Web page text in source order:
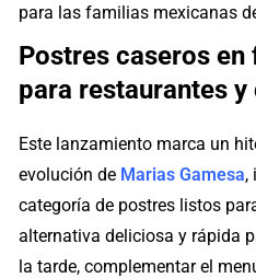
para las familias mexicanas
Postres caseros
para restaurantes
Este lanzamiento marca un
evolución de Marias Gamesa,
categoría de postres listos
alternativa deliciosa y rápida
la tarde, complementar el